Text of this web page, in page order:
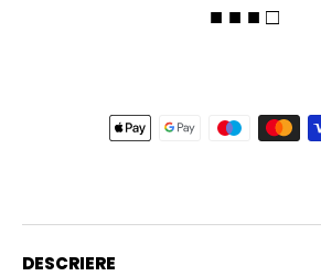
■ ■ ■ □
DESCRIERE